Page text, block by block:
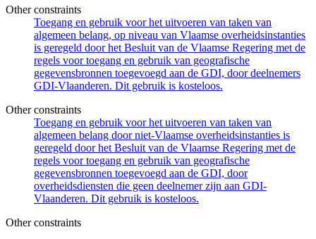
Other constraints
Toegang en gebruik voor het uitvoeren van taken van
algemeen belang, op niveau van Vlaamse overheidsinstanties
is geregeld door het Besluit van de Vlaamse Regering met de
regels voor toegang en gebruik van geografische
gegevensbronnen toegevoegd aan de GDI, door deelnemers
GDI-Vlaanderen. Dit gebruik is kosteloos.
Other constraints
Toegang en gebruik voor het uitvoeren van taken van
algemeen belang door niet-Vlaamse overheidsinstanties is
geregeld door het Besluit van de Vlaamse Regering met de
regels voor toegang en gebruik van geografische
gegevensbronnen toegevoegd aan de GDI, door
overheidsdiensten die geen deelnemer zijn aan GDI-
Vlaanderen. Dit gebruik is kosteloos.
Other constraints